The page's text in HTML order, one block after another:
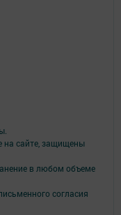
сайте, защищены
в любом объеме
согласия